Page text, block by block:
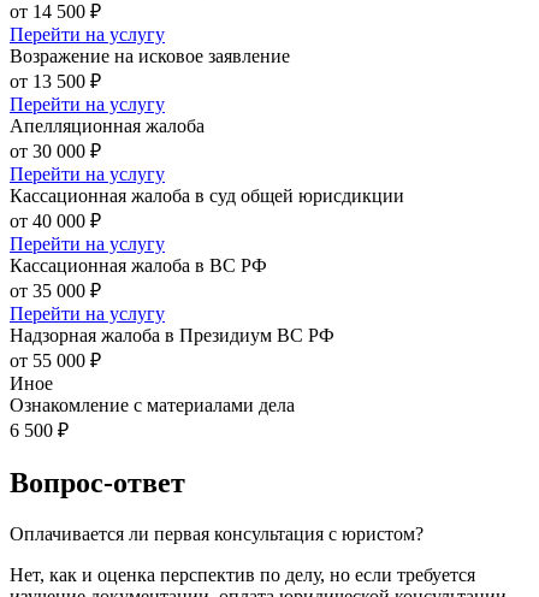
от 14 500 ₽
Перейти на услугу
Возражение на исковое заявление
от 13 500 ₽
Перейти на услугу
Апелляционная жалоба
от 30 000 ₽
Перейти на услугу
Кассационная жалоба в суд общей юрисдикции
от 40 000 ₽
Перейти на услугу
Кассационная жалоба в ВС РФ
от 35 000 ₽
Перейти на услугу
Надзорная жалоба в Президиум ВС РФ
от 55 000 ₽
Иное
Ознакомление с материалами дела
6 500 ₽
Вопрос-ответ
Оплачивается ли первая консультация с юристом?
Нет, как и оценка перспектив по делу, но если требуется